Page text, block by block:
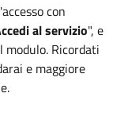
con
al servizio", e
Ricordati
e maggiore